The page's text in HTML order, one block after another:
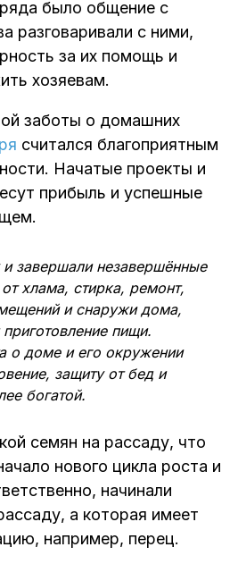
было общение с
разговаривали с ними,
за их помощь и
хозяевам.
заботы о домашних
считался благоприятным
Начатые проекты и
прибыль и успешные
и завершали незавершённые
хлама, стирка, ремонт,
и снаружи дома,
приготовление пищи.
о доме и его окружении
защиту от бед и
богатой.
семян на рассаду, что
нового цикла роста и
начинали
а которая имеет
например, перец.